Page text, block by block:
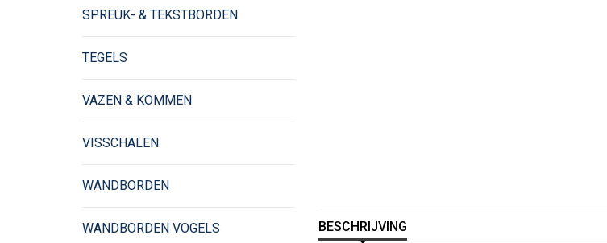
BESCHRIJVING
SPREUK- & TEKSTBORDEN
TEGELS
VAZEN & KOMMEN
VISSCHALEN
WANDBORDEN
WANDBORDEN VOGELS